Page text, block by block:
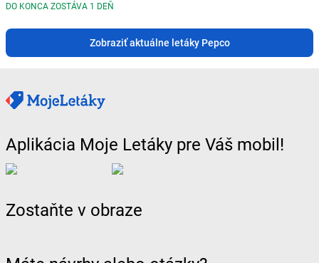
DO KONCA ZOSTÁVA 1 DEŇ
Zobraziť aktuálne letáky Pepco
Aplikácia Moje Letáky pre Váš mobil!
Zostaňte v obraze